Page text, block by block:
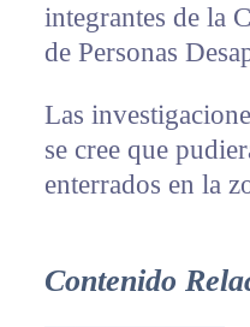
integrantes de la
de Personas
Las
se cree que
enterrados en la
Contenido